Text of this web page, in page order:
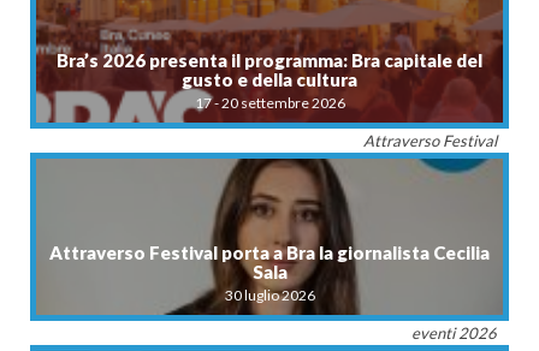
Bra’s 2026 presenta il programma: Bra capitale del
gusto e della cultura
17 - 20 settembre 2026
Attraverso Festival
Attraverso Festival porta a Bra la giornalista Cecilia
Sala
30 luglio 2026
eventi 2026